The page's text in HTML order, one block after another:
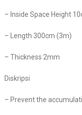
– Inside Space Height
– Length 300cm (3m)
– Thickness 2mm
Diskripsi
– Prevent the